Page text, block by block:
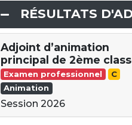
RÉSULTATS
Adjoint d’animation
principal de 2ème
Examen professionnel
C
Animation
Session 2026